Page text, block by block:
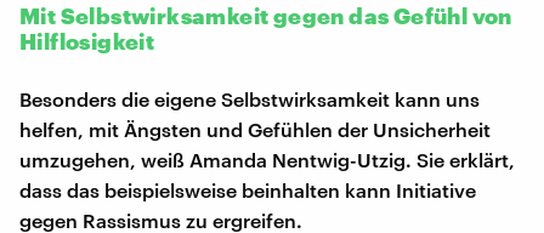
Mit Selbstwirksamkeit gegen das Gefühl von
Hilflosigkeit
Besonders die eigene Selbstwirksamkeit kann uns
helfen, mit Ängsten und Gefühlen der Unsicherheit
umzugehen, weiß Amanda Nentwig-Utzig. Sie erklärt,
dass das beispielsweise beinhalten kann Initiative
gegen Rassismus zu ergreifen.